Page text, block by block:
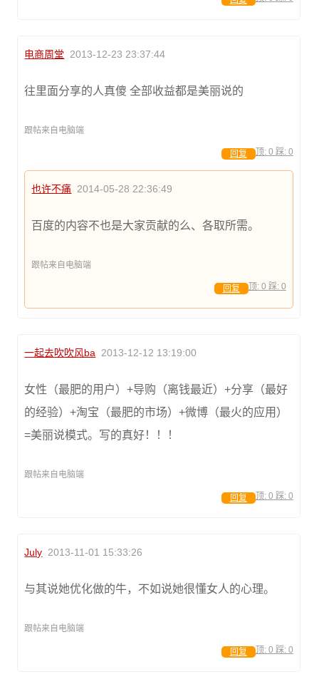
电商周堂 2013-12-23 23:37:44
往里面分享的人真傻 全部收益都是美丽说的
跟帖来自电脑端
顶: 0 踩: 0
回复
也许不痛 2014-05-28 22:36:49
百度的内容不也是大家贡献的么、各取所需。
跟帖来自电脑端
顶: 0 踩: 0
回复
一起去吹吹风ba 2013-12-12 13:19:00
女性（最肥的用户）+导购（离钱最近）+分享（最好
的经验）+淘宝（最肥的市场）+微博（最火的应用）
=美丽说模式。写的真好！！！
跟帖来自电脑端
顶: 0 踩: 0
回复
July 2013-11-01 15:33:26
与其说她优化做的牛，不如说她很懂女人的心理。
跟帖来自电脑端
顶: 0 踩: 0
回复